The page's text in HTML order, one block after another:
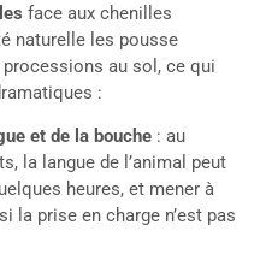
face aux chenilles
naturelle les pousse
au sol, ce qui
:
et de la bouche : au
la langue de l’animal peut
heures, et mener à
la prise en charge n’est pas